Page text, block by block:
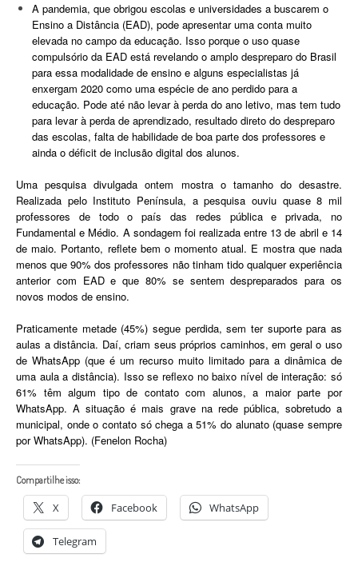
A pandemia, que obrigou escolas e universidades a buscarem o
Ensino a Distância (EAD), pode apresentar uma conta muito
elevada no campo da educação. Isso porque o uso quase
compulsório da EAD está revelando o amplo despreparo do Brasil
para essa modalidade de ensino e alguns especialistas já
enxergam 2020 como uma espécie de ano perdido para a
educação. Pode até não levar à perda do ano letivo, mas tem tudo
para levar à perda de aprendizado, resultado direto do despreparo
das escolas, falta de habilidade de boa parte dos professores e
ainda o déficit de inclusão digital dos alunos.
Uma pesquisa divulgada ontem mostra o tamanho do desastre.
Realizada pelo Instituto Península, a pesquisa ouviu quase 8 mil
professores de todo o país das redes pública e privada, no
Fundamental e Médio. A sondagem foi realizada entre 13 de abril e 14
de maio. Portanto, reflete bem o momento atual. E mostra que nada
menos que 90% dos professores não tinham tido qualquer experiência
anterior com EAD e que 80% se sentem despreparados para os
novos modos de ensino.
Praticamente metade (45%) segue perdida, sem ter suporte para as
aulas a distância. Daí, criam seus próprios caminhos, em geral o uso
de WhatsApp (que é um recurso muito limitado para a dinâmica de
uma aula a distância). Isso se reflexo no baixo nível de interação: só
61% têm algum tipo de contato com alunos, a maior parte por
WhatsApp. A situação é mais grave na rede pública, sobretudo a
municipal, onde o contato só chega a 51% do alunato (quase sempre
por WhatsApp). (Fenelon Rocha)
Compartilhe isso:
X Facebook WhatsApp
Telegram